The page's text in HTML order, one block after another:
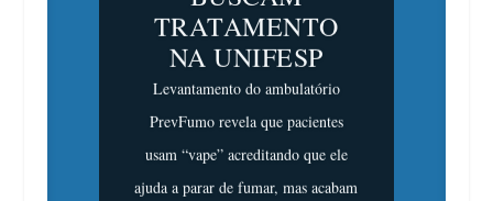
TRATAMENTO
NA UNIFESP
Levantamento do ambulatório
PrevFumo revela que pacientes
usam “vape” acreditando que ele
ajuda a parar de fumar, mas acabam